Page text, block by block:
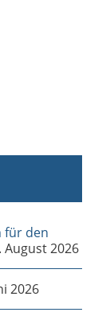
für den
August 2026
2026